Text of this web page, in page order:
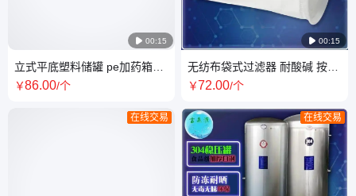
 00:15
立式平底塑料储罐 pe加药箱水
处理药剂搅拌罐古泉源厂家
￥86.00/个
在线交易
 00:15
无纺布袋式过滤器 耐酸碱 按需
供应 古泉源厂家
￥72.00/个
在线交易